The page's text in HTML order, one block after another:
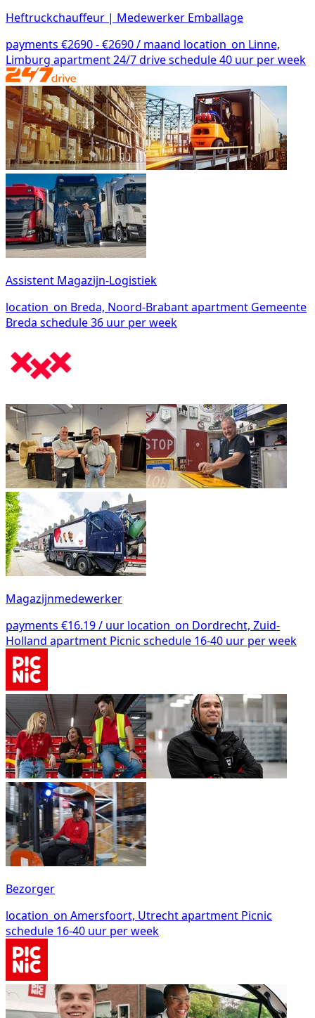
Heftruckchauffeur | Medewerker Emballage
payments €2690 - €2690 / maand location_on Linne,
Limburg apartment24/7 driveschedule40 uur per week
Assistent Magazijn-Logistiek
location_on Breda, Noord-Brabantapartment Gemeente
Breda schedule36 uur per week
Magazijnmedewerker
payments €16.19 / uur location_on Dordrecht, Zuid-
Holland apartment Picnic schedule 16-40 uur per week
Bezorger
location_on Amersfoort, Utrechtapartment Picnic
schedule 16-40 uur per week